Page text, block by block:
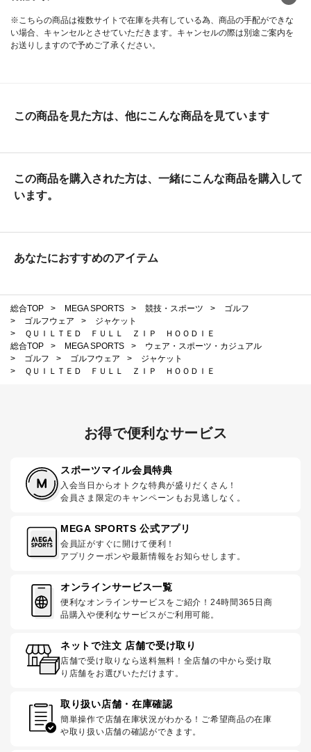
※こちらの商品は複数サイトで在庫を共有している為、商品の手配ができな
い場合、キャンセルとさせていただきます。キャンセルの際は別途ご案内を
お送りしますので予めご了承ください。
この商品を見た方は、他にこんな商品を見ています
この商品を購入された方は、一緒にこんな商品を購入して
います。
あなたにおすすめのアイテム
総合TOP > MEGA SPORTS > 競技・スポーツ >
ゴルフ
>
ゴルフウェア >
ジャケット
>
ＱＵＩＬＴＥＤ ＦＵＬＬ ＺＩＰ ＨＯＯＤＩＥ
総合TOP
> MEGA SPORTS >
ウェア・スポーツ・カジュアル
>
ゴルフ > ゴルフウェア >
ジャケット
>
ＱＵＩＬＴＥＤ ＦＵＬＬ ＺＩＰ ＨＯＯＤＩＥ
お得で便利なサービス
スポーツマイル会員特典
入会当日からオトクな特典が盛りだくさん！
会員さま限定のキャンペーンもお見逃しなく。
MEGA SPORTS 公式アプリ
会員証がすぐに開けて便利！
アプリクーポンや最新情報をお知らせします。
オンラインサービス一覧
便利なオンラインサービスをご紹介！24時間365日商
品購入や便利なサービスがご利用可能。
ネットで注文 店舗で受け取り
店舗で受け取りなら送料無料！全店舗の中から受け取
り店舗をお選びいただけます。
取り扱い店舗・在庫確認
簡単操作で店舗在庫状況がわかる！ご希望商品の在庫
や取り扱い店舗の確認ができます。